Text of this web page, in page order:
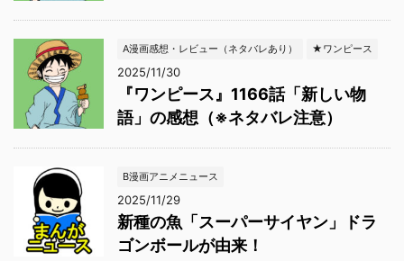
A漫画感想・レビュー（ネタバレあり） ★ワンピース
2025/11/30
『ワンピース』1166話「新しい物
語」の感想（※ネタバレ注意）
B漫画アニメニュース
2025/11/29
新種の魚「スーパーサイヤン」ドラ
ゴンボールが由来！